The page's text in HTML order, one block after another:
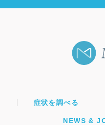
症状を調べる
NEWS &